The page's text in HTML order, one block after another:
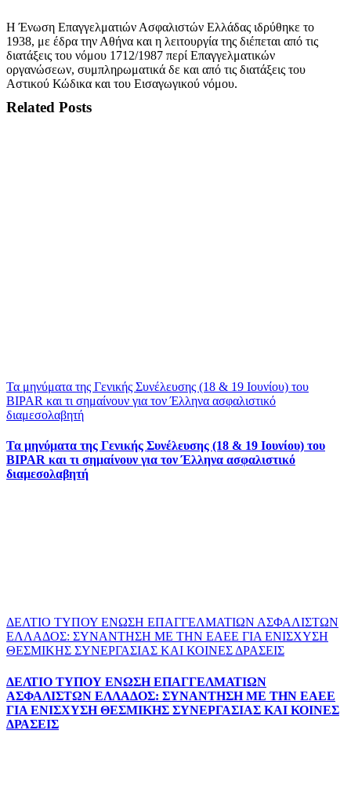
Η Ένωση Επαγγελματιών Ασφαλιστών Ελλάδας ιδρύθηκε το
1938, με έδρα την Αθήνα και η λειτουργία της διέπεται από τις
διατάξεις του νόμου 1712/1987 περί Επαγγελματικών
οργανώσεων, συμπληρωματικά δε και από τις διατάξεις του
Αστικού Κώδικα και του Εισαγωγικού νόμου.
Related Posts
Τα μηνύματα της Γενικής Συνέλευσης (18 & 19 Ιουνίου) του
BIPAR και τι σημαίνουν για τον Έλληνα ασφαλιστικό
διαμεσολαβητή
Τα μηνύματα της Γενικής Συνέλευσης (18 & 19 Ιουνίου) του
BIPAR και τι σημαίνουν για τον Έλληνα ασφαλιστικό
διαμεσολαβητή
ΔΕΛΤΙΟ ΤΥΠΟΥ ΕΝΩΣΗ ΕΠΑΓΓΕΛΜΑΤΙΩΝ ΑΣΦΑΛΙΣΤΩΝ
ΕΛΛΑΔΟΣ: ΣΥΝΑΝΤΗΣΗ ΜΕ ΤΗΝ ΕΑΕΕ ΓΙΑ ΕΝΙΣΧΥΣΗ
ΘΕΣΜΙΚΗΣ ΣΥΝΕΡΓΑΣΙΑΣ ΚΑΙ ΚΟΙΝΕΣ ΔΡΑΣΕΙΣ
ΔΕΛΤΙΟ ΤΥΠΟΥ ΕΝΩΣΗ ΕΠΑΓΓΕΛΜΑΤΙΩΝ
ΑΣΦΑΛΙΣΤΩΝ ΕΛΛΑΔΟΣ: ΣΥΝΑΝΤΗΣΗ ΜΕ ΤΗΝ ΕΑΕΕ
ΓΙΑ ΕΝΙΣΧΥΣΗ ΘΕΣΜΙΚΗΣ ΣΥΝΕΡΓΑΣΙΑΣ ΚΑΙ ΚΟΙΝΕΣ
ΔΡΑΣΕΙΣ